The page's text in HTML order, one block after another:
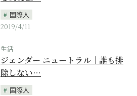
国際人
2019/4/11
生活
ジェンダー ニュートラル｜誰も排
除しない…
国際人